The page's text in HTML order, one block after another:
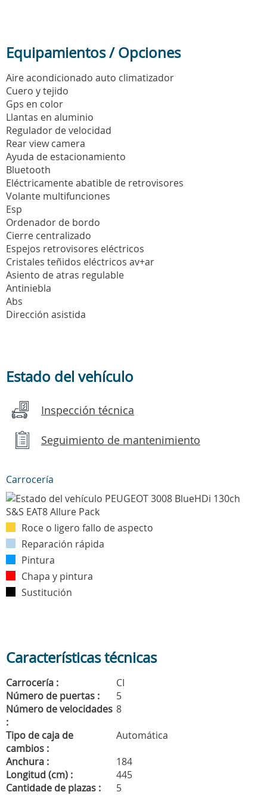
Equipamientos / Opciones
Aire acondicionado auto climatizador
Cuero y tejido
Gps en color
Llantas en aluminio
Regulador de velocidad
Rear view camera
Ayuda de estacionamiento
Bluetooth
Eléctricamente abatible de retrovisores
Volante multifunciones
Esp
Ordenador de bordo
Cierre centralizado
Espejos retrovisores eléctricos
Cristales teñidos eléctricos av+ar
Asiento de atras regulable
Antiniebla
Abs
Dirección asistida
Estado del vehículo
Inspección técnica
Seguimiento de mantenimiento
Carrocería
Roce o ligero fallo de aspecto
Reparación rápida
Pintura
Chapa y pintura
Sustitución
Características técnicas
Carrocería :
CI
Número de puertas :
5
Número de velocidades
:
8
Tipo de caja de
cambios :
Automática
Anchura :
184
Longitud (cm) :
445
Cantidade de plazas :
5